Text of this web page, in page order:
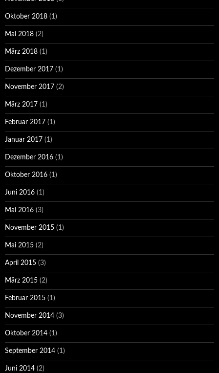
Oktober 2018 (1)
Mai 2018 (2)
März 2018 (1)
Dezember 2017 (1)
November 2017 (2)
März 2017 (1)
Februar 2017 (1)
Januar 2017 (1)
Dezember 2016 (1)
Oktober 2016 (1)
Juni 2016 (1)
Mai 2016 (3)
November 2015 (1)
Mai 2015 (2)
April 2015 (3)
März 2015 (2)
Februar 2015 (1)
November 2014 (3)
Oktober 2014 (1)
September 2014 (1)
Juni 2014 (2)